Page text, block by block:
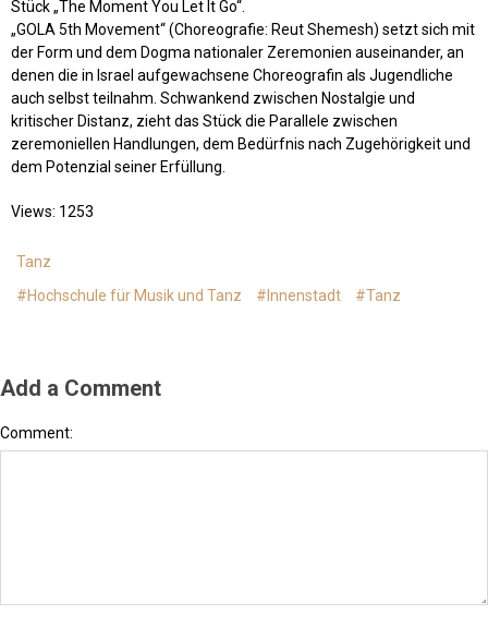
Stück „The Moment You Let It Go“.
„GOLA 5th Movement“ (Choreografie: Reut Shemesh) setzt sich mit
der Form und dem Dogma nationaler Zeremonien auseinander, an
denen die in Israel aufgewachsene Choreografin als Jugendliche
auch selbst teilnahm. Schwankend zwischen Nostalgie und
kritischer Distanz, zieht das Stück die Parallele zwischen
zeremoniellen Handlungen, dem Bedürfnis nach Zugehörigkeit und
dem Potenzial seiner Erfüllung.
Views: 1253
Tanz
#Hochschule für Musik und Tanz
#Innenstadt #Tanz
Add a Comment
Comment: